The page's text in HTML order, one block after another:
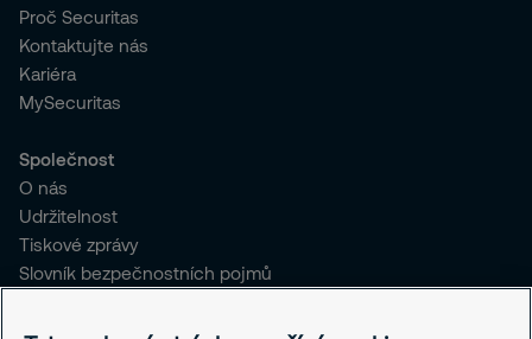
Proč Securitas
Kontaktujte nás
Kariéra
MySecuritas
Společnost
O nás
Udržitelnost
Tiskové zprávy
Slovník bezpečnostních pojmů